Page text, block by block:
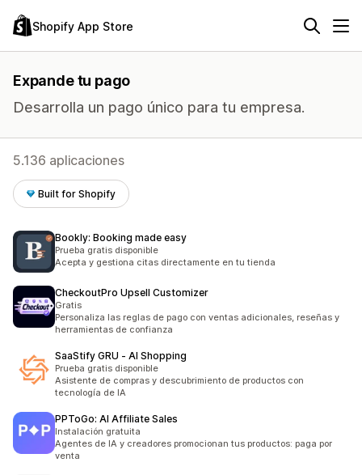
Shopify App Store
Expande tu pago
Desarrolla un pago único para tu empresa.
5.136 aplicaciones
Built for Shopify
Bookly: Booking made easy
Prueba gratis disponible
Acepta y gestiona citas directamente en tu tienda
CheckoutPro Upsell Customizer
Gratis
Personaliza las reglas de pago con ventas adicionales, reseñas y
herramientas de confianza
SaaStify GRU ‑ AI Shopping
Prueba gratis disponible
Asistente de compras y descubrimiento de productos con
tecnología de IA
PPToGo: AI Affiliate Sales
Instalación gratuita
Agentes de IA y creadores promocionan tus productos: paga por
venta